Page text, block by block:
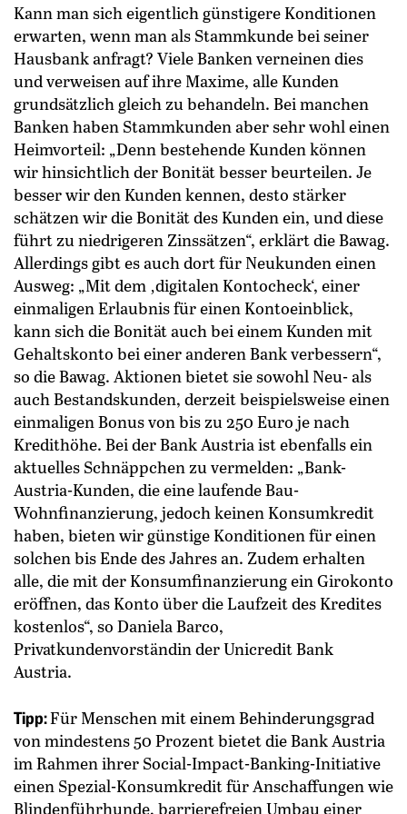
Kann man sich eigentlich günstigere Konditionen
erwarten, wenn man als Stammkunde bei seiner
Hausbank anfragt? Viele Banken verneinen dies
und verweisen auf ihre Maxime, alle Kunden
grundsätzlich gleich zu behandeln. Bei manchen
Banken haben Stammkunden aber sehr wohl einen
Heimvorteil: „Denn bestehende Kunden können
wir hinsichtlich der Bonität besser beurteilen. Je
besser wir den Kunden kennen, desto stärker
schätzen wir die Bonität des Kunden ein, und diese
führt zu niedrigeren Zinssätzen“, erklärt die Bawag.
Allerdings gibt es auch dort für Neukunden einen
Ausweg: „Mit dem ‚digitalen Kontocheck‘, einer
einmaligen Erlaubnis für einen Kontoeinblick,
kann sich die Bonität auch bei einem Kunden mit
Gehaltskonto bei einer anderen Bank verbessern“,
so die Bawag. Aktionen bietet sie sowohl Neu- als
auch Bestandskunden, derzeit beispielsweise einen
einmaligen Bonus von bis zu 250 Euro je nach
Kredithöhe. Bei der Bank Austria ist ebenfalls ein
aktuelles Schnäppchen zu vermelden: „Bank-
Austria-Kunden, die eine laufende Bau-
Wohnfinanzierung, jedoch keinen Konsumkredit
haben, bieten wir günstige Konditionen für einen
solchen bis Ende des Jahres an. Zudem erhalten
alle, die mit der Konsumfinanzierung ein Girokonto
eröffnen, das Konto über die Laufzeit des Kredites
kostenlos“, so Daniela Barco,
Privatkundenvorständin der Unicredit Bank
Austria.
Tipp:Für Menschen mit einem Behinderungsgrad
von mindestens 50 Prozent bietet die Bank Austria
im Rahmen ihrer Social-Impact-Banking-Initiative
einen Spezial-Konsumkredit für Anschaffungen wie
Blindenführhunde, barrierefreien Umbau einer